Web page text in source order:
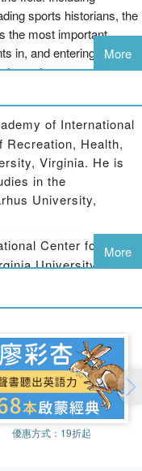
sports historians, the
the most important
in, and entering, the
to contemporary
history, and to the
of this most fascinating
More
of International
Recreation, Health,
Virginia. He is
in the
University,
Center for
University.
Fellow at the
and Culture, De
Senior Lecturer of
Lincoln between
from the
More
優惠方式： 19折起